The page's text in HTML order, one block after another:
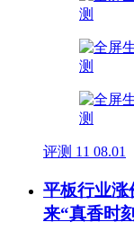
评测 11 08.01
平板行业涨
来“真香时